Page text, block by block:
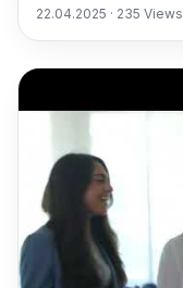
22.04.2025 · 235 Views